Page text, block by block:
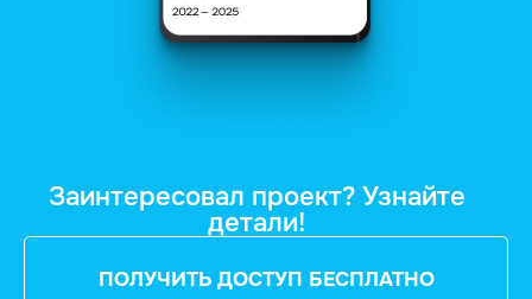
Заинтересовал проект? Узнайте
детали!
ПОЛУЧИТЬ ДОСТУП БЕСПЛАТНО